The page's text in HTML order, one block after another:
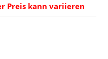
Preis kann variieren